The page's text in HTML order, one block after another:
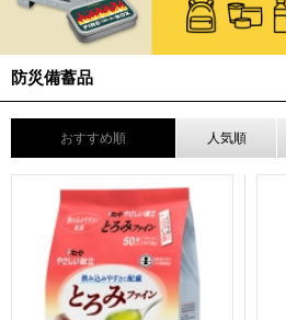
防災備蓄品
おすすめ順 人気順